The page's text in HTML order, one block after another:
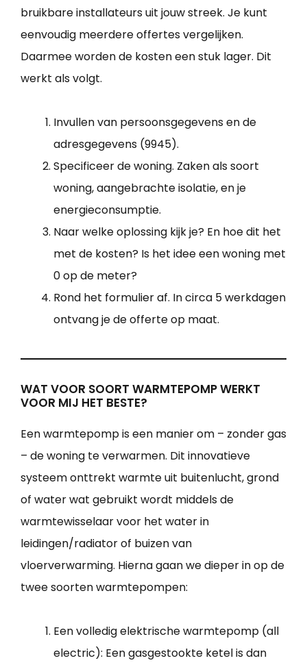
bruikbare installateurs uit jouw streek. Je kunt
eenvoudig meerdere offertes vergelijken.
Daarmee worden de kosten een stuk lager. Dit
werkt als volgt.
Invullen van persoonsgegevens en de
adresgegevens (9945).
Specificeer de woning. Zaken als soort
woning, aangebrachte isolatie, en je
energieconsumptie.
Naar welke oplossing kijk je? En hoe dit het
met de kosten? Is het idee een woning met
0 op de meter?
Rond het formulier af. In circa 5 werkdagen
ontvang je de offerte op maat.
WAT VOOR SOORT WARMTEPOMP WERKT
VOOR MIJ HET BESTE?
Een warmtepomp is een manier om – zonder gas
– de woning te verwarmen. Dit innovatieve
systeem onttrekt warmte uit buitenlucht, grond
of water wat gebruikt wordt middels de
warmtewisselaar voor het water in
leidingen/radiator of buizen van
vloerverwarming. Hierna gaan we dieper in op de
twee soorten warmtepompen:
Een volledig elektrische warmtepomp (all
electric): Een gasgestookte ketel is dan